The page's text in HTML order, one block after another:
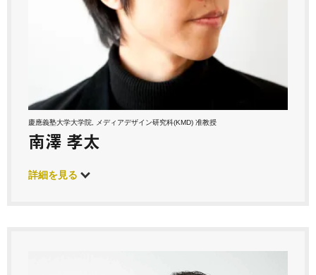
慶應義塾大学大学院, メディアデザイン研究科(KMD) 准教授
南澤 孝太
詳細を見る